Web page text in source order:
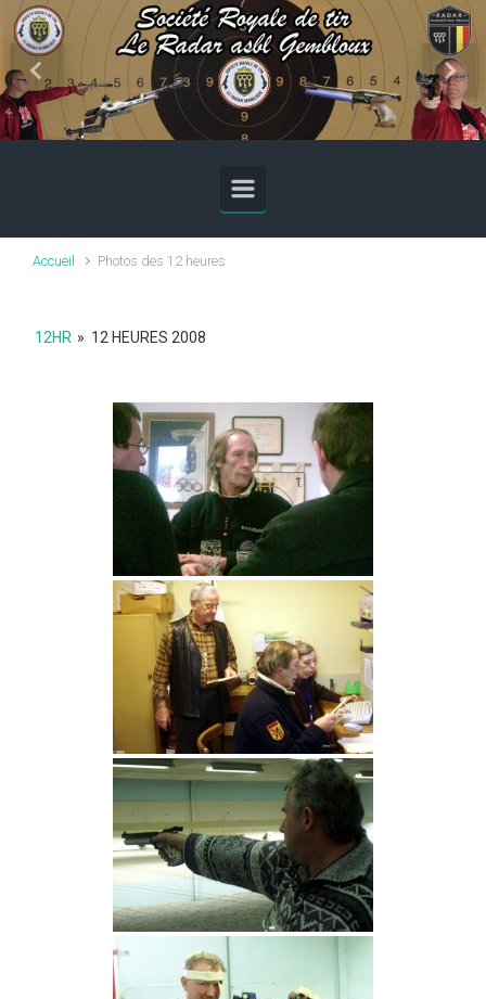
Skip to main content
Previous Next
Accueil Photos des 12 heures
12HR » 12 HEURES 2008